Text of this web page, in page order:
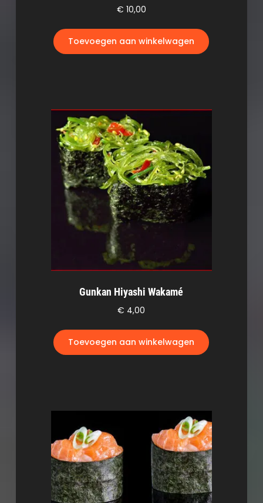
€ 10,00
Toevoegen aan winkelwagen
Gunkan Hiyashi Wakamé
€ 4,00
Toevoegen aan winkelwagen